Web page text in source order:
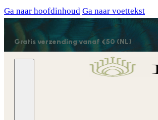
Ga naar hoofdinhoud Ga naar voettekst
Gratis verzending vanaf €50 (NL)